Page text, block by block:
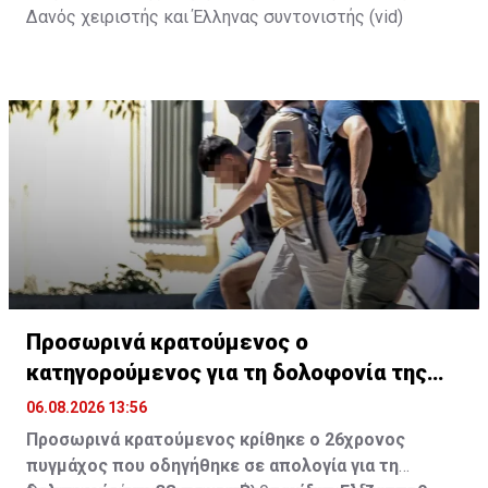
Δανός χειριστής και Έλληνας συντονιστής (vid)
Προσωρινά κρατούμενος ο
κατηγορούμενος για τη δολοφονία της
Βρετανίδας
06.08.2026 13:56
Προσωρινά κρατούμενος κρίθηκε ο 26χρονος
πυγμάχος που οδηγήθηκε σε απολογία για τη